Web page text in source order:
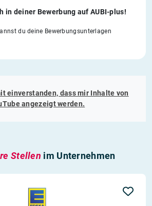
in deiner Bewerbung auf AUBI-plus!
du deine Bewerbungsunterlagen
einverstanden, dass mir Inhalte von
angezeigt werden.
Stellen im Unternehmen